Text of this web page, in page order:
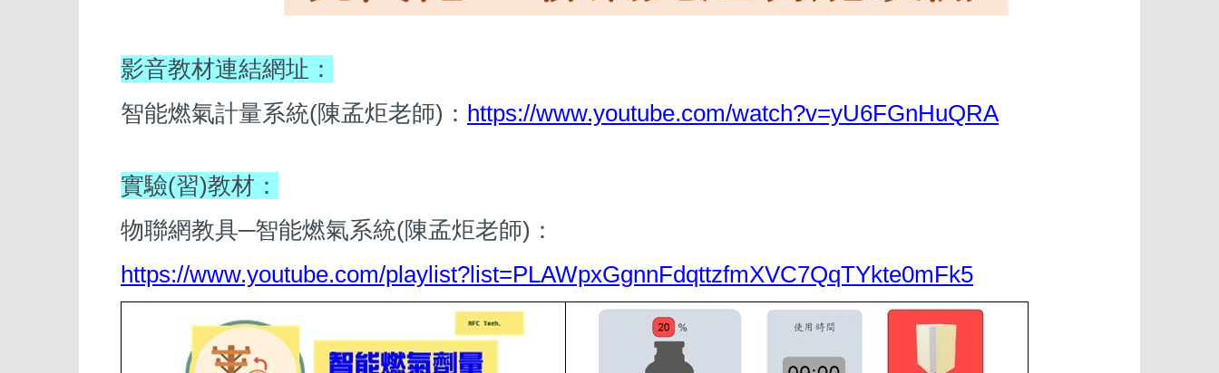
影音教材連結網址：
智能燃氣計量系統(陳孟炬老師)： https://www.youtube.com/watch?v=yU6FGnHuQRA
實驗(習)教材：
物聯網教具─智能燃氣系統(陳孟炬老師)：
https://www.youtube.com/playlist?list=PLAWpxGgnnFdqttzfmXVC7QqTYkte0mFk5